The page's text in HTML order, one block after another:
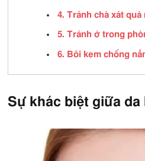
4. Tránh chà xát quá
5. Tránh ở trong
6. Bôi kem chống
Sự khác biệt giữa